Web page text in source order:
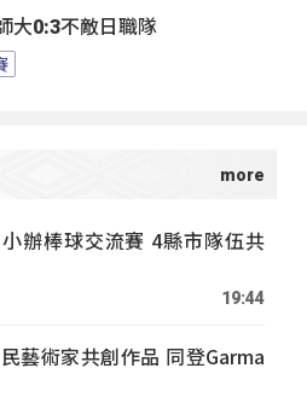
大0:3不敵日職隊
辦棒球交流賽 4縣市隊伍共
19:44
藝術家共創作品 同登Garma